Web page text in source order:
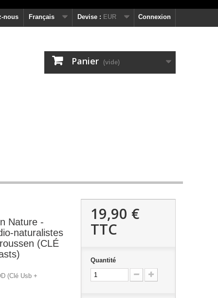
Connexion
Devise : EUR
Français
nous
Panier (vide)
Nature -
naturalistes
(CLÉ
(Clé Usb +
19,90 €
TTC
Quantité